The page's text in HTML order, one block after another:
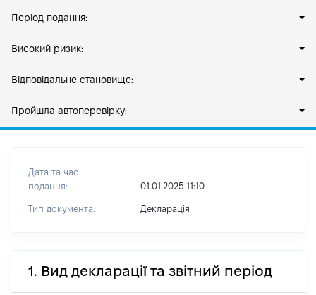
Період подання:
Високий ризик:
Відповідальне становище:
Пройшла автоперевірку:
Дата та час
подання:
01.01.2025 11:10
Тип документа: Декларація
1. Вид декларації та звітний період